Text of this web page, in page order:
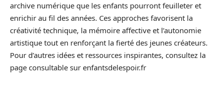
archive numérique que les enfants pourront feuilleter et
enrichir au fil des années. Ces approches favorisent la
créativité technique, la mémoire affective et l’autonomie
artistique tout en renforçant la fierté des jeunes créateurs.
Pour d’autres idées et ressources inspirantes, consultez la
page consultable sur enfantsdelespoir.fr